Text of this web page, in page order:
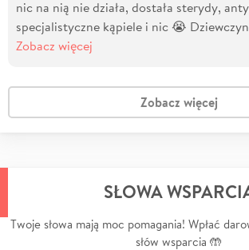
nic na nią nie działa, dostała sterydy,
specjalistyczne kąpiele i nic 😭
Zobacz więcej
Zobacz więcej
SŁOWA
Twoje słowa mają moc pomagania! Wpłać
słów wsparcia 🤲